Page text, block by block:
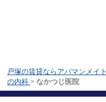
戸塚の賃貸ならアパマンメイト
の内科 > なかつじ医院